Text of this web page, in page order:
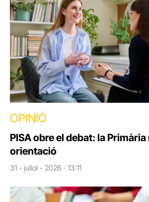
OPINIÓ
PISA obre el debat: la
orientació
31 - juliol - 2026 · 13:11